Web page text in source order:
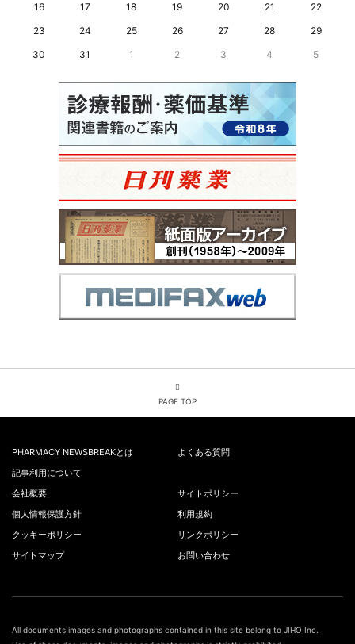
16
17 18 19 20 21
22
23
24 25 26 27 28
29
30
31 1 2 3 4 5
PAGE TOP
PHARMACY NEWSBREAKとは
よくある質問
記事利用について
会社概要
サイトポリシー
個人情報保護方針
利用規約
クッキーポリシー
リンクポリシー
サイトマップ
お問い合わせ
All documents,images and photographs contained in this site belong to JIHO,Inc.